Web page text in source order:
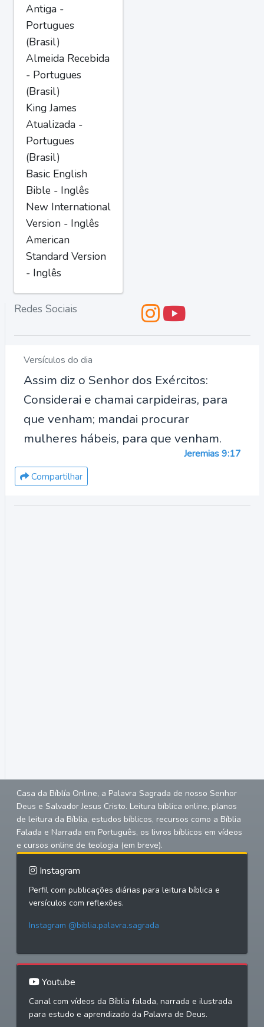
Antiga -
Portugues
(Brasil)
Almeida Recebida
- Portugues
(Brasil)
King James
Atualizada -
Portugues
(Brasil)
Basic English
Bible - Inglês
New International
Version - Inglês
American
Standard Version
- Inglês
Redes Sociais
Versículos do dia
Assim diz o Senhor dos Exércitos:
Considerai e chamai carpideiras, para
que venham; mandai procurar
mulheres hábeis, para que venham.
Jeremias 9:17
Compartilhar
Casa da Bíblía Online, a Palavra Sagrada de nosso Senhor
Deus e Salvador Jesus Cristo. Leitura bíblica online, planos
de leitura da Bíblia, estudos bíblicos, recursos como a Bíblia
Falada e Narrada em Português, os livros bíblicos em vídeos
e cursos online de teologia (em breve).
Instagram
Perfil com publicações diárias para leitura bíblica e
versículos com reflexões.
Instagram @biblia.palavra.sagrada
Youtube
Canal com vídeos da Bíblia falada, narrada e ilustrada
para estudo e aprendizado da Palavra de Deus.